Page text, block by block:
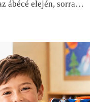
ábécé elején, sorra…